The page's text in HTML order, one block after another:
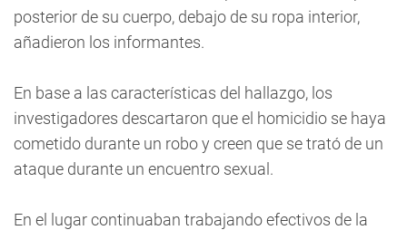
posterior de su cuerpo, debajo de su ropa interior,
añadieron los informantes.
En base a las características del hallazgo, los
investigadores descartaron que el homicidio se haya
cometido durante un robo y creen que se trató de un
ataque durante un encuentro sexual.
En el lugar continuaban trabajando efectivos de la